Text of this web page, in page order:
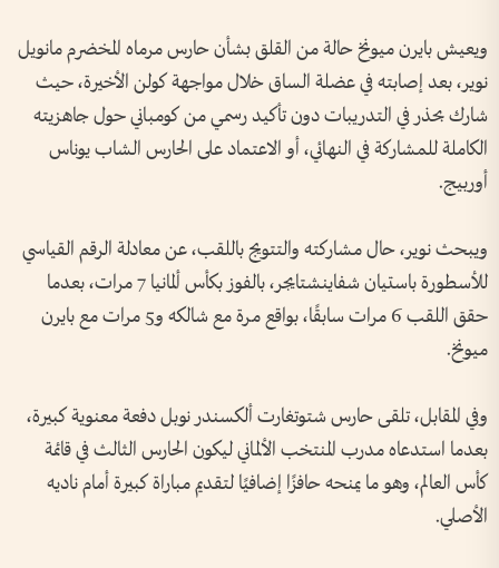
ويعيش بايرن ميونخ حالة من القلق بشأن حارس مرماه المخضرم مانويل
نوير، بعد إصابته في عضلة الساق خلال مواجهة كولن الأخيرة، حيث
شارك بحذر في التدريبات دون تأكيد رسمي من كومباني حول جاهزيته
الكاملة للمشاركة في النهائي، أو الاعتماد على الحارس الشاب يوناس
أوربيج.
ويبحث نوير، حال مشاركته والتتويج باللقب، عن معادلة الرقم القياسي
للأسطورة باستيان شفاينشتايجر، بالفوز بكأس ألمانيا 7 مرات، بعدما
حقق اللقب 6 مرات سابقًا، بواقع مرة مع شالكه و5 مرات مع بايرن
ميونخ.
وفي المقابل، تلقى حارس شتوتغارت ألكسندر نوبل دفعة معنوية كبيرة،
بعدما استدعاه مدرب المنتخب الألماني ليكون الحارس الثالث في قائمة
كأس العالم، وهو ما يمنحه حافزًا إضافيًا لتقديم مباراة كبيرة أمام ناديه
الأصلي.